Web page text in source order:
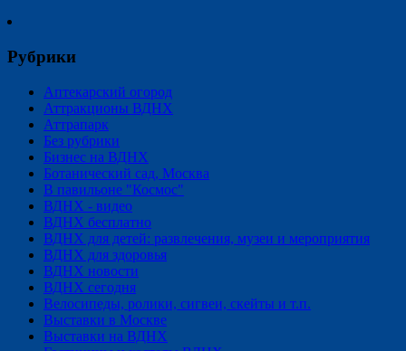
Рубрики
Аптекарский огород
Аттракционы ВДНХ
Аттрапарк
Без рубрики
Бизнес на ВДНХ
Ботанический сад, Москва
В павильоне "Космос"
ВДНХ - видео
ВДНХ бесплатно
ВДНХ для детей: развлечения, музеи и мероприятия
ВДНХ для здоровья
ВДНХ новости
ВДНХ сегодня
Велосипеды, ролики, сигвеи, скейты и т.п.
Выставки в Москве
Выставки на ВДНХ